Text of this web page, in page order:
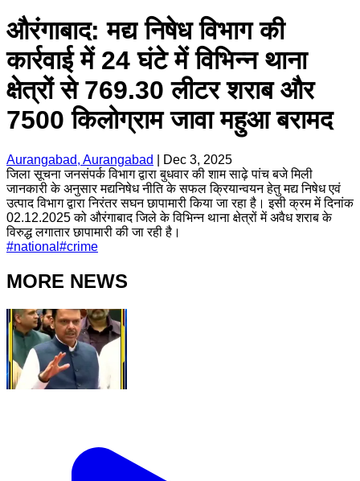
औरंगाबाद: मद्य निषेध विभाग की
कार्रवाई में 24 घंटे में विभिन्न थाना
क्षेत्रों से 769.30 लीटर शराब और
7500 किलोग्राम जावा महुआ बरामद
Aurangabad, Aurangabad
Dec 3, 2025
जिला सूचना जनसंपर्क विभाग द्वारा बुधवार की शाम साढ़े पांच बजे मिली
जानकारी के अनुसार मद्यनिषेध नीति के सफल क्रियान्वयन हेतु मद्य निषेध एवं
उत्पाद विभाग द्वारा निरंतर सघन छापामारी किया जा रहा है। इसी क्रम में दिनांक
02.12.2025 को औरंगाबाद जिले के विभिन्न थाना क्षेत्रों में अवैध शराब के
विरुद्ध लगातार छापामारी की जा रही है।
#national #crime
MORE NEWS